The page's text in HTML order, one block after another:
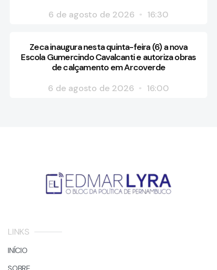
6 de agosto de 2026
16:30
Zeca inaugura nesta quinta-feira (6) a nova
Escola Gumercindo Cavalcanti e autoriza obras
de calçamento em Arcoverde
6 de agosto de 2026
16:00
LINKS
INÍCIO